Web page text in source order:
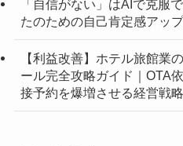
「自信がない」はAIで克服
たのための自己肯定感アッ
【利益改善】ホテル旅館業
ール完全攻略ガイド｜OTA
接予約を爆増させる経営戦略